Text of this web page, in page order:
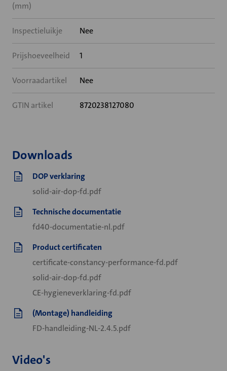
(mm)
Inspectieluikje Nee
Prijshoeveelheid 1
Voorraadartikel Nee
GTIN artikel 8720238127080
Downloads
DOP verklaring
solid-air-dop-fd.pdf
Technische documentatie
fd40-documentatie-nl.pdf
Product certificaten
certificate-constancy-performance-fd.pdf
solid-air-dop-fd.pdf
CE-hygieneverklaring-fd.pdf
(Montage) handleiding
FD-handleiding-NL-2.4.5.pdf
Video's